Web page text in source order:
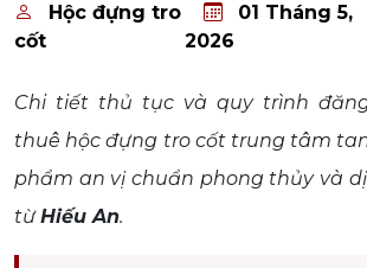
Hộc đựng tro
cốt
01 Tháng 5,
2026
Chi tiết thủ tục và quy trình
thuê hộc đựng tro cốt trung tâm
phẩm an vị chuẩn phong thủy và
từHiếu An.